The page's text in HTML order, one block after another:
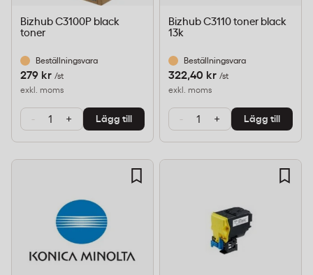
Bizhub C3100P black
toner
Beställningsvara
279 kr /st
exkl. moms
- + Lägg till
Bizhub C3110 toner black
13k
Beställningsvara
322,40 kr /st
exkl. moms
- + Lägg till